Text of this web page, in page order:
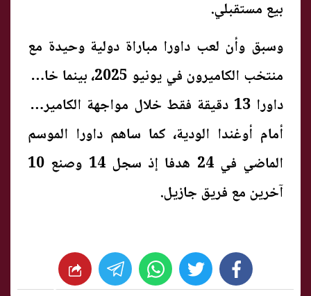
بيع مستقبلي.
وسبق وأن لعب داورا مباراة دولية وحيدة مع
منتخب الكاميرون في يونيو 2025، بينما خاض
داورا 13 دقيقة فقط خلال مواجهة الكاميرون
أمام أوغندا الودية، كما ساهم داورا الموسم
الماضي في 24 هدفا إذ سجل 14 وصنع 10
آخرين مع فريق جازيل.
facebook
twitter
whats شارك